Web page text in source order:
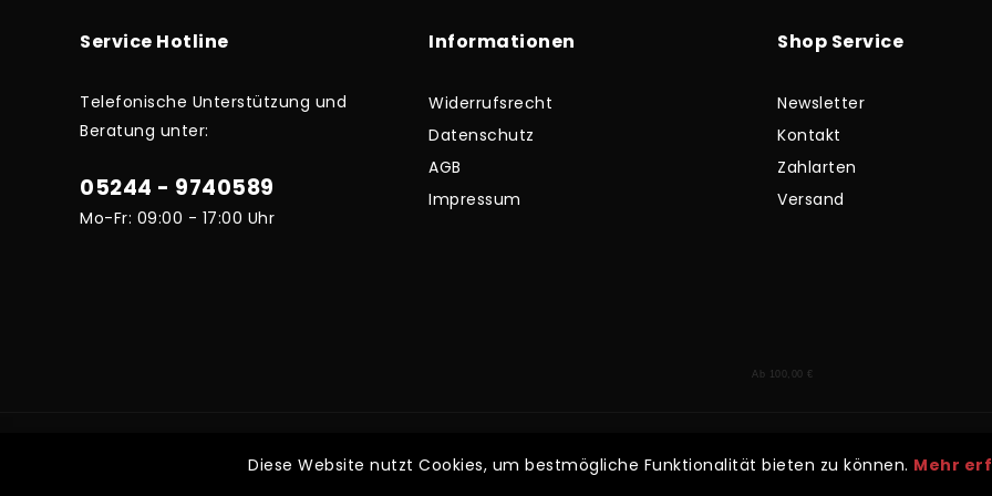
Service Hotline
Telefonische Unterstützung und
Beratung unter:
05244 - 9740589
Mo-Fr: 09:00 - 17:00 Uhr
Informationen
Widerrufsrecht
Datenschutz
AGB
Impressum
Shop Service
Newsletter
Kontakt
Zahlarten
Versand
Ab 100,00 €
und ggf. Nachnahmegebühren,
Diese Website nutzt Cookies, um bestmögliche Funktionalität bieten zu können. Mehr